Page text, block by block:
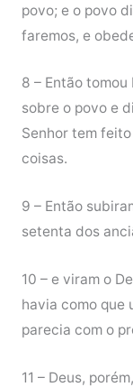
povo; e o povo
faremos, e
8 – Então
sobre o povo e
Senhor tem
coisas.
9 – Então
setenta dos
10 – e viram o
havia como que
parecia com o
11 – Deus,